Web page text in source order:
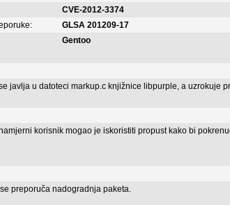
CVE-2012-3374
GLSA 201209-17
Gentoo
javlja u datoteci markup.c knjižnice libpurple, a uzrokuje
korisnik mogao je iskoristiti propust kako bi
preporuča nadogradnja paketa.